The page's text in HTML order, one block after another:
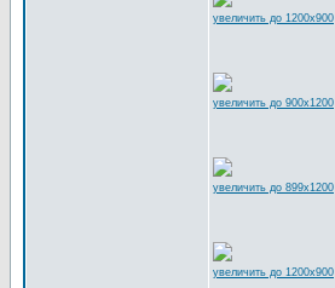
увеличить до 1200x900
увеличить до 900x1200
увеличить до 899x1200
увеличить до 1200x900